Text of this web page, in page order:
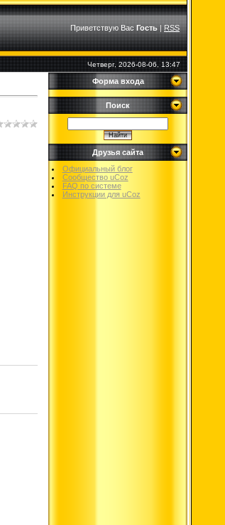
Приветствую Вас Гость|RSS
Четверг, 2026-08-06, 13:47
Форма входа
Поиск
Друзья сайта
Официальный блог
Сообщество uCoz
FAQ по системе
Инструкции для uCoz